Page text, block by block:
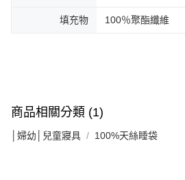
填充物 100％聚酯纖維
商品相關分類 (1)
│婦幼│兒童寢具 100%天絲睡袋